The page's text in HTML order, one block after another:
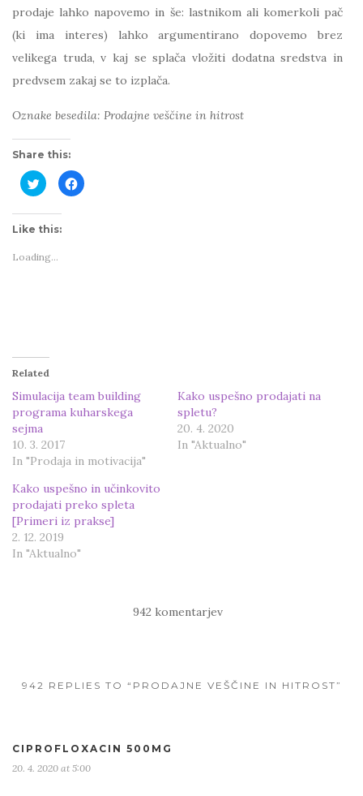
prodaje lahko napovemo in še: lastnikom ali komerkoli pač
(ki ima interes) lahko argumentirano dopovemo brez
velikega truda, v kaj se splača vložiti dodatna sredstva in
predvsem zakaj se to izplača.
Oznake besedila: Prodajne veščine in hitrost
Share this:
C
l
t
h
t
r
O
p
e
n
s
i
n
n
w
i
n
d
o
w
)
C
l
(
O
p
n
w
w
i
n
w
Like this:
Loading...
Related
Simulacija team building
programa kuharskega
sejma
10. 3. 2017
In "Prodaja in motivacija"
Kako uspešno prodajati na
spletu?
20. 4. 2020
In "Aktualno"
Kako uspešno in učinkovito
prodajati preko spleta
[Primeri iz prakse]
2. 12. 2019
In "Aktualno"
942 komentarjev
942 REPLIES TO “PRODAJNE VEŠČINE IN HITROST”
CIPROFLOXACIN 500MG
20. 4. 2020 at 5:00